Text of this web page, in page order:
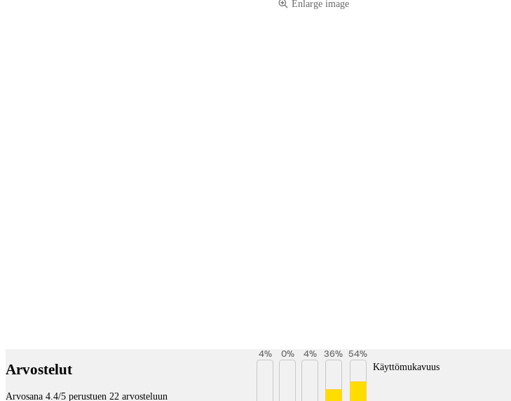
Enlarge image
Arvostelut
Arvosana 4.4/5 perustuen 22 arvosteluun
4% 0% 4% 36% 54%
Käyttömukavuus